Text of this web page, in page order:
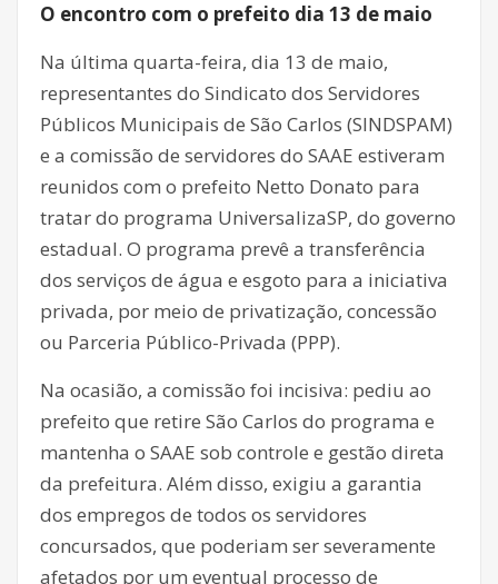
O encontro com o prefeito dia 13 de maio
Na última quarta-feira, dia 13 de maio,
representantes do Sindicato dos Servidores
Públicos Municipais de São Carlos (SINDSPAM)
e a comissão de servidores do SAAE estiveram
reunidos com o prefeito Netto Donato para
tratar do programa UniversalizaSP, do governo
estadual. O programa prevê a transferência
dos serviços de água e esgoto para a iniciativa
privada, por meio de privatização, concessão
ou Parceria Público-Privada (PPP).
Na ocasião, a comissão foi incisiva: pediu ao
prefeito que retire São Carlos do programa e
mantenha o SAAE sob controle e gestão direta
da prefeitura. Além disso, exigiu a garantia
dos empregos de todos os servidores
concursados, que poderiam ser severamente
afetados por um eventual processo de